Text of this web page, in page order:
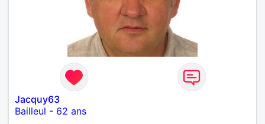
Jacquy63
Bailleul - 62 ans